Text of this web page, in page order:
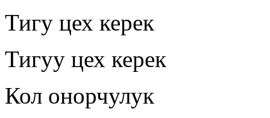
Тигу цех керек
Тигуу цех керек
Кол онорчулук